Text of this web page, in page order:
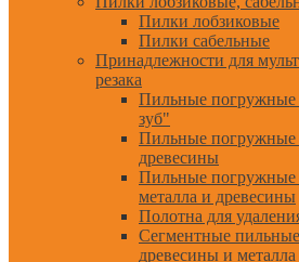
Пилки лобзиковые
Пилки сабельные
Принадлежности для
резака
Пильные погружные
зуб"
Пильные погружные
древесины
Пильные погружные
металла и древесины
Полотна для
Сегментные
древесины и металла